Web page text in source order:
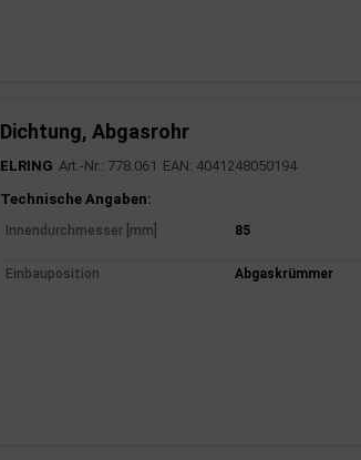
Dichtung, Abgasrohr
ELRING Art.-Nr.: 778.061 EAN: 4041248050194
Produktinformationen
Technische Angaben:
Innendurchmesser [mm] 85
Einbauposition Abgaskrümmer